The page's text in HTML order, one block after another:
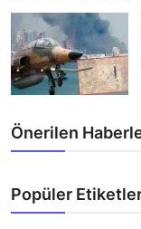
Önerilen
Popüler